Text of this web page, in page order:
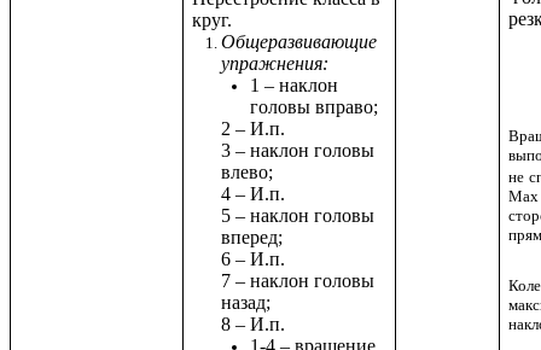
круг.
Общеразвивающие
упражнения:
1 – наклон
головы вправо;
2 – И.п.
3 – наклон головы
влево;
4 – И.п.
5 – наклон головы
вперед;
6 – И.п.
7 – наклон головы
назад;
8 – И.п.
не
Мах